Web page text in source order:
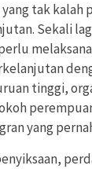
tak kalah
Sekali
tinggi,
yang